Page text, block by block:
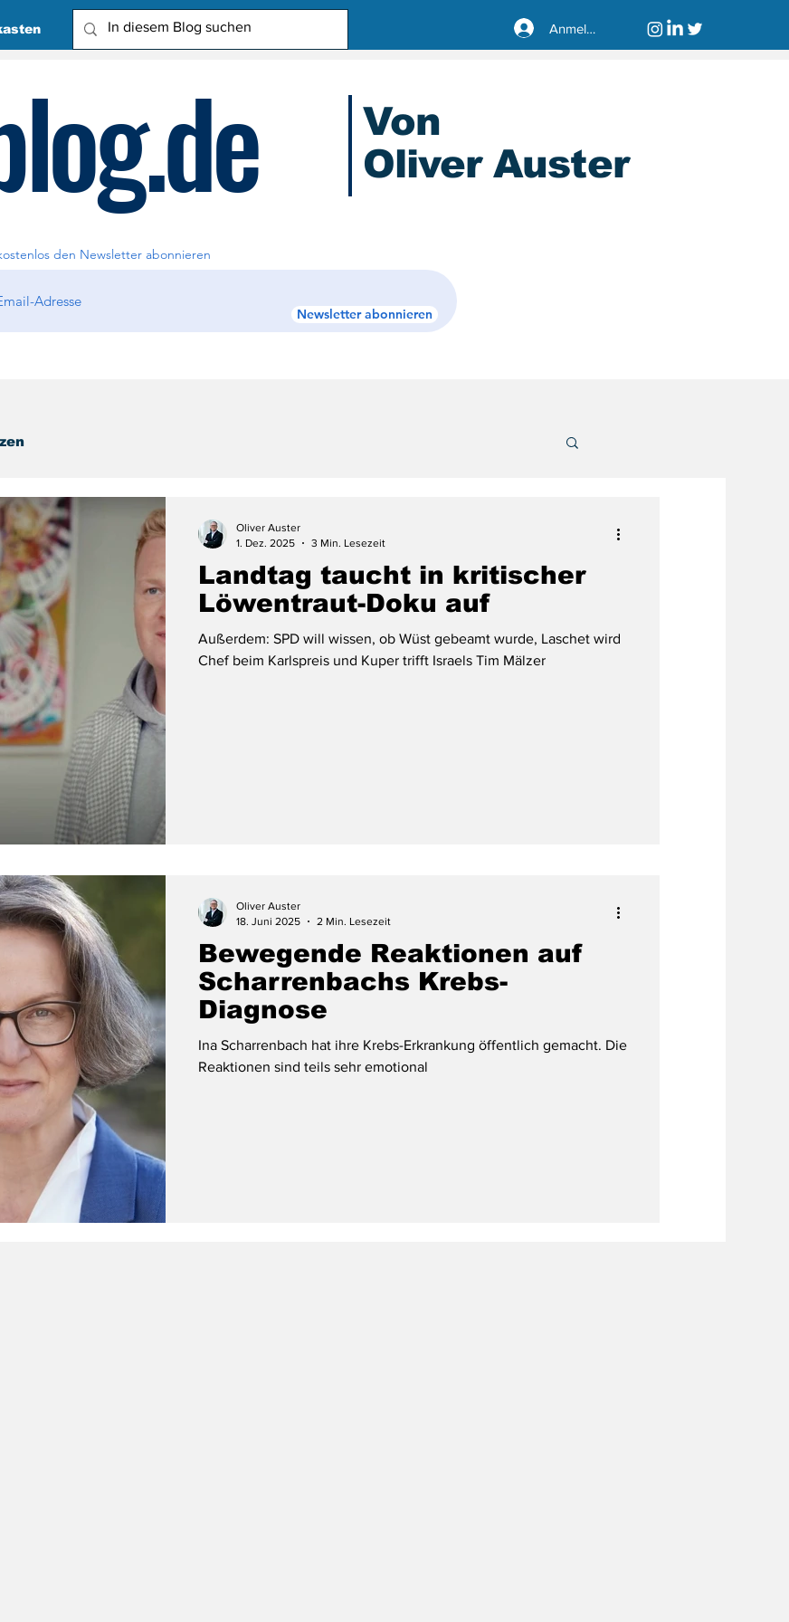
Anmelden
Von
Oliver Auster
den Newsletter abonnieren
Newsletter abonnieren
Landtag taucht in kritischer
Löwentraut-Doku auf
Außerdem: SPD will wissen, ob Wüst gebeamt wurde, Laschet wird
Chef beim Karlspreis und Kuper trifft Israels Tim Mälzer
Oliver Auster
1. Dez. 2025
3 Min. Lesezeit
Bewegende Reaktionen auf
Scharrenbachs Krebs-
Diagnose
Ina Scharrenbach hat ihre Krebs-Erkrankung öffentlich gemacht. Die
Reaktionen sind teils sehr emotional
Oliver Auster
18. Juni 2025
2 Min. Lesezeit